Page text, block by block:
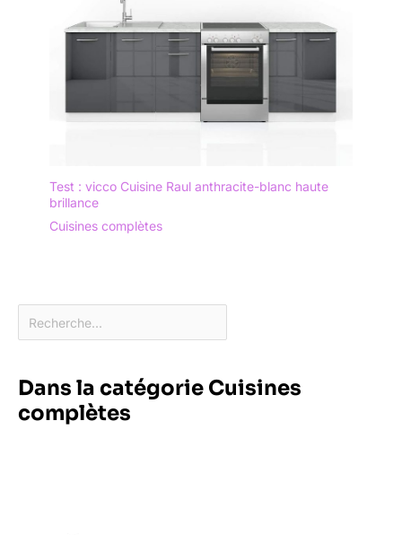
Test : vicco Cuisine Raul anthracite-blanc haute
brillance
Cuisines complètes
Dans la catégorie Cuisines
complètes